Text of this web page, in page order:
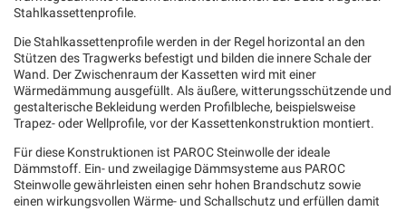
Stahlkassettenprofile.
Die Stahlkassettenprofile werden in der Regel horizontal an den
Stützen des Tragwerks befestigt und bilden die innere Schale der
Wand. Der Zwischenraum der Kassetten wird mit einer
Wärmedämmung ausgefüllt. Als äußere, witterungsschützende und
gestalterische Bekleidung werden Profilbleche, beispielsweise
Trapez‑ oder Wellprofile, vor der Kassettenkonstruktion montiert.
Für diese Konstruktionen ist PAROC Steinwolle der ideale
Dämmstoff. Ein‑ und zweilagige Dämmsysteme aus PAROC
Steinwolle gewährleisten einen sehr hohen Brandschutz sowie
einen wirkungsvollen Wärme‑ und Schallschutz und erfüllen damit